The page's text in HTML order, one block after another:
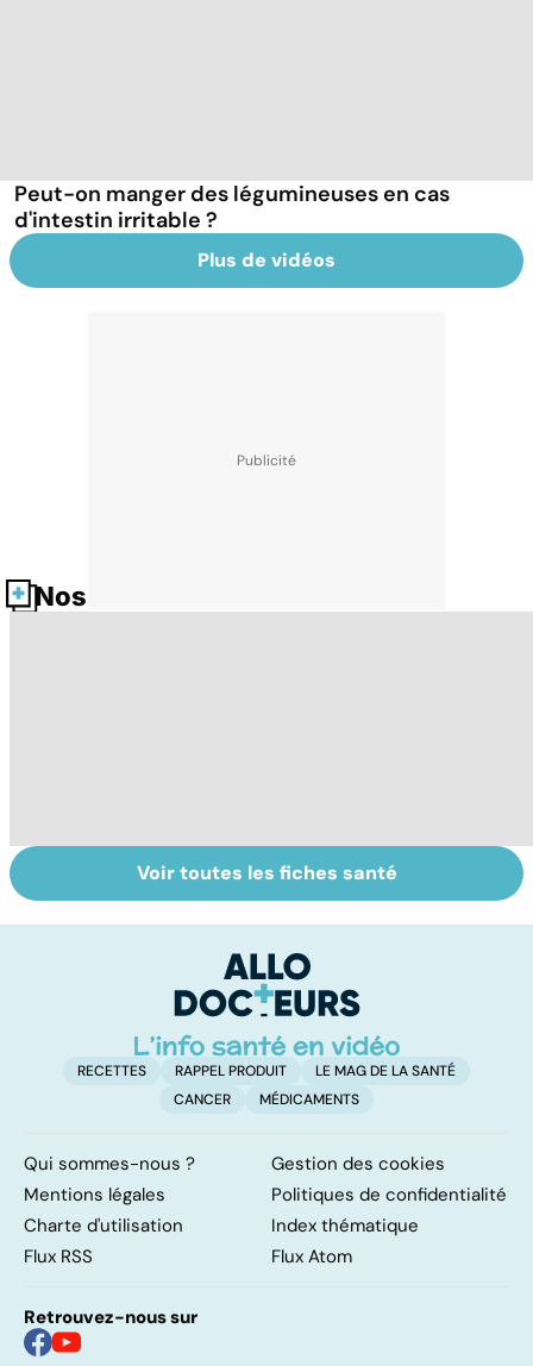
Peut-on manger des légumineuses en cas
d'intestin irritable ?
Plus de vidéos
Nos fiches santé
Tout savoir sur
les infections
Inflammation des
amygdales : que
d'angine ?
Voir toutes les fiches santé
RECETTES RAPPEL PRODUIT
LE MAG DE LA SANTÉ
CANCER
MÉDICAMENTS
Qui sommes-nous ?
Gestion des cookies
Mentions légales
Politiques de confidentialité
Charte d'utilisation
Index thématique
Flux RSS
Flux Atom
Retrouvez-nous sur